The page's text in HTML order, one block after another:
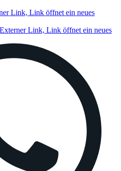
Link, Link öffnet ein neues
Link, Link öffnet ein neues